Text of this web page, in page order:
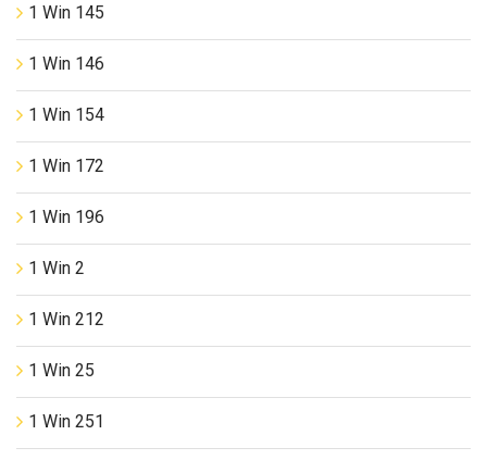
1 Win 145
1 Win 146
1 Win 154
1 Win 172
1 Win 196
1 Win 2
1 Win 212
1 Win 25
1 Win 251